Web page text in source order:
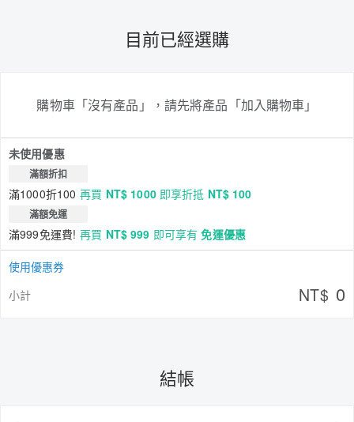
目前已經選購
購物車「沒有產品」，請先將產品「加入購物車」
未使用優惠
滿額折扣
滿1000折100 再買 NT$ 1000即享折抵 NT$ 100
滿額免運
滿999免運費! 再買 NT$ 999 即可享有免運優惠
使用優惠券
小計
NT$ 0
結帳